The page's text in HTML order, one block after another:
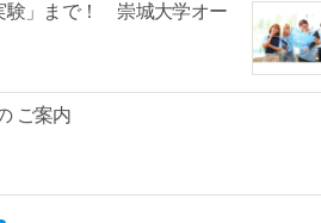
験」まで！ 崇城大学オー
ご案内